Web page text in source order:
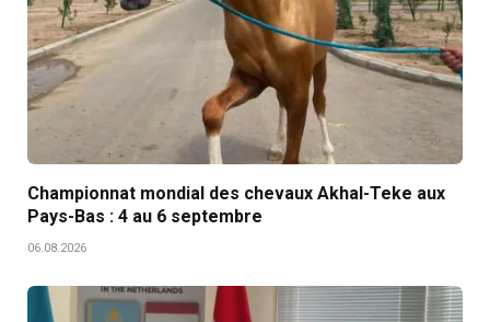
Championnat mondial des chevaux Akhal-Teke aux
Pays-Bas : 4 au 6 septembre
06.08.2026